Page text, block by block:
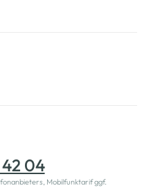
42 04
Mobilfunktarif ggf.